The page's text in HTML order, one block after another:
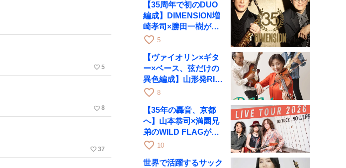
favorite_border 5
favorite_border 8
favorite_border 37
【35周年で初のDUO
編成】DIMENSION増
崎孝司×勝田一樹が10
月11日に京都RAGへ
favorite_border 5
【ヴァイオリン×ギタ
ー×ベース、弦だけの
異色編成】山形発RIM
が初全国ツアーで8月
favorite_border 8
【35年の轟音、京都
へ】山本恭司×満園兄
弟のWILD FLAGが8
月6日にRAGでライブ
favorite_border 10
世界で活躍するサック